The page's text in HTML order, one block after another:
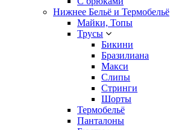
Нижнее Бельё и Термобельё
Майки, Топы
Трусы
Бикини
Бразилиана
Макси
Слипы
Стринги
Шорты
Термобельё
Панталоны